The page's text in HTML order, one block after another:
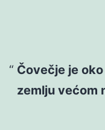
Čovečje je
zemlju većom